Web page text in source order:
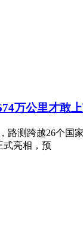
万公里才敢上
路测跨越26个国
式亮相，预